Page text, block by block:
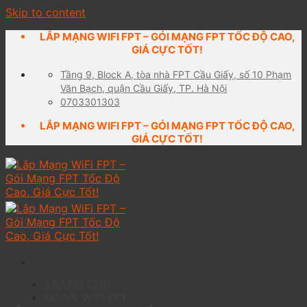
Skip to content
LẮP MẠNG WIFI FPT – GÓI MẠNG FPT TỐC ĐỘ CAO,
GIÁ CỰC TỐT!
Tầng 9, Block A, tòa nhà FPT Cầu Giấy, số 10 Phạm
Văn Bạch, quận Cầu Giấy, TP. Hà Nội
0703301303
LẮP MẠNG WIFI FPT – GÓI MẠNG FPT TỐC ĐỘ CAO,
GIÁ CỰC TỐT!